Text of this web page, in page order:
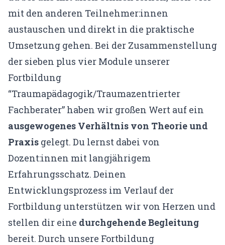
mit den anderen Teilnehmer:innen
austauschen und direkt in die praktische
Umsetzung gehen. Bei der Zusammenstellung
der sieben plus vier Module unserer
Fortbildung
“Traumapädagogik/Traumazentrierter
Fachberater” haben wir großen Wert auf ein
ausgewogenes Verhältnis von Theorie und
Praxis gelegt. Du lernst dabei von
Dozent:innen mit langjährigem
Erfahrungsschatz. Deinen
Entwicklungsprozess im Verlauf der
Fortbildung unterstützen wir von Herzen und
stellen dir eine durchgehende Begleitung
bereit. Durch unsere Fortbildung